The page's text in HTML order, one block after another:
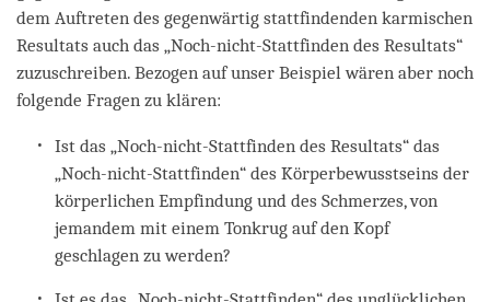
dem Auftreten des gegenwärtig stattfindenden karmischen
Resultats auch das „Noch-nicht-Stattfinden des Resultats“
zuzuschreiben. Bezogen auf unser Beispiel wären aber noch
folgende Fragen zu klären:
Ist das „Noch-nicht-Stattfinden des Resultats“ das
„Noch-nicht-Stattfinden“ des Körperbewusstseins der
körperlichen Empfindung und des Schmerzes, von
jemandem mit einem Tonkrug auf den Kopf
geschlagen zu werden?